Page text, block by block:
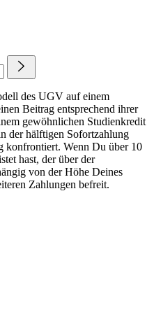
des UGV auf einem
Beitrag entsprechend ihrer
gewöhnlichen Studienkredit
der hälftigen Sofortzahlung
konfrontiert. Wenn Du über 10
hast, der über der
von der Höhe Deines
Zahlungen befreit.